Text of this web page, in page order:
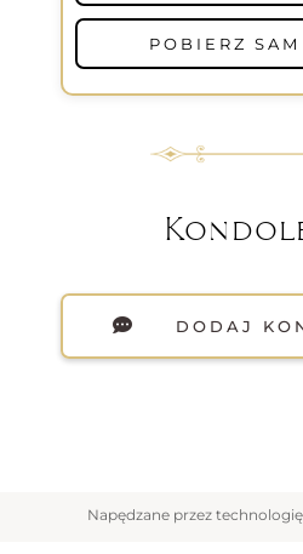
POBIERZ
DODAJ
Napędzane przez technologię